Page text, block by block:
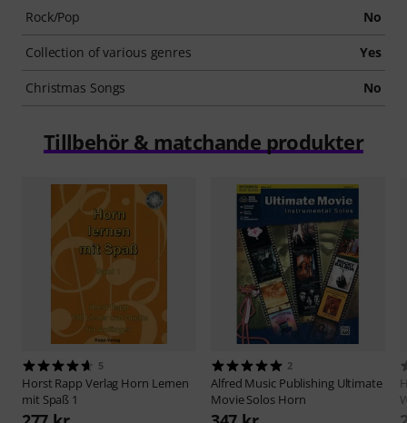
Rock/Pop No
Collection of various genres Yes
Christmas Songs No
Tillbehör & matchande produkter
5
Horst Rapp Verlag Horn Lernen
mit Spaß 1
2
Alfred Music Publishing Ultimate
Movie Solos Horn